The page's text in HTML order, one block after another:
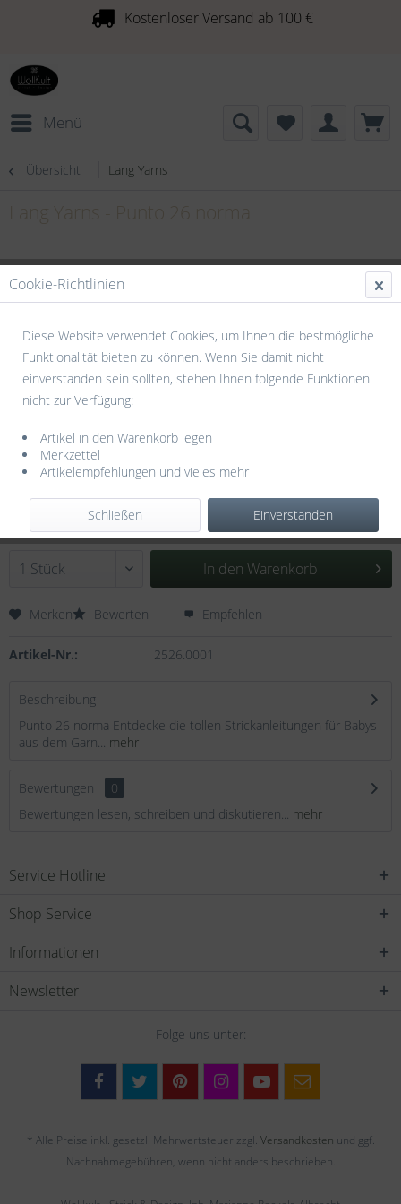
Kostenloser Versand ab 100 €
Menü
Übersicht Lang Yarns
2,95 € *
zzgl. Versandkosten
Sofort versandfertig, Lieferzeit ca. 3-5 Werktage
In den Warenkorb
Merken Bewerten Empfehlen
Artikel-Nr.: 2526.0001
Beschreibung
Punto 26 norma Entdecke die tollen Strickanleitungen für Babys
aus dem Garn... mehr
Bewertungen
0
Bewertungen lesen, schreiben und diskutieren... mehr
Service Hotline
Shop Service
Informationen
Newsletter
Folge uns unter:
* Alle Preise inkl. gesetzl. Mehrwertsteuer zzgl. Versandkosten und ggf.
Nachnahmegebühren, wenn nicht anders beschrieben.
Cookie-Richtlinien
Diese Website verwendet Cookies, um Ihnen die bestmögliche
Funktionalität bieten zu können. Wenn Sie damit nicht
einverstanden sein sollten, stehen Ihnen folgende Funktionen
nicht zur Verfügung:
Artikel in den Warenkorb legen
Merkzettel
Artikelempfehlungen und vieles mehr
Einverstanden
Schließen